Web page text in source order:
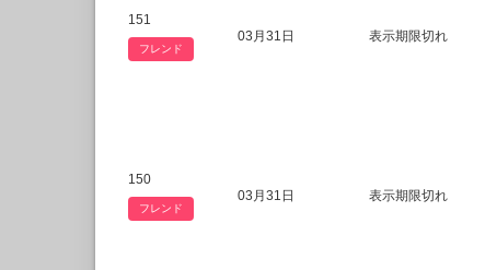
151
フレンド
03月31日 表示期限切れ
150
フレンド
03月31日 表示期限切れ